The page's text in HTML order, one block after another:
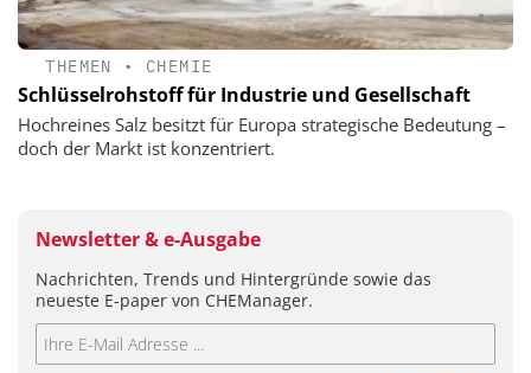
THEMEN • CHEMIE
Schlüsselrohstoff für Industrie und Gesellschaft
Hochreines Salz besitzt für Europa strategische Bedeutung –
doch der Markt ist konzentriert.
Newsletter & e-Ausgabe
Nachrichten, Trends und Hintergründe sowie das
neueste E-paper von CHEManager.